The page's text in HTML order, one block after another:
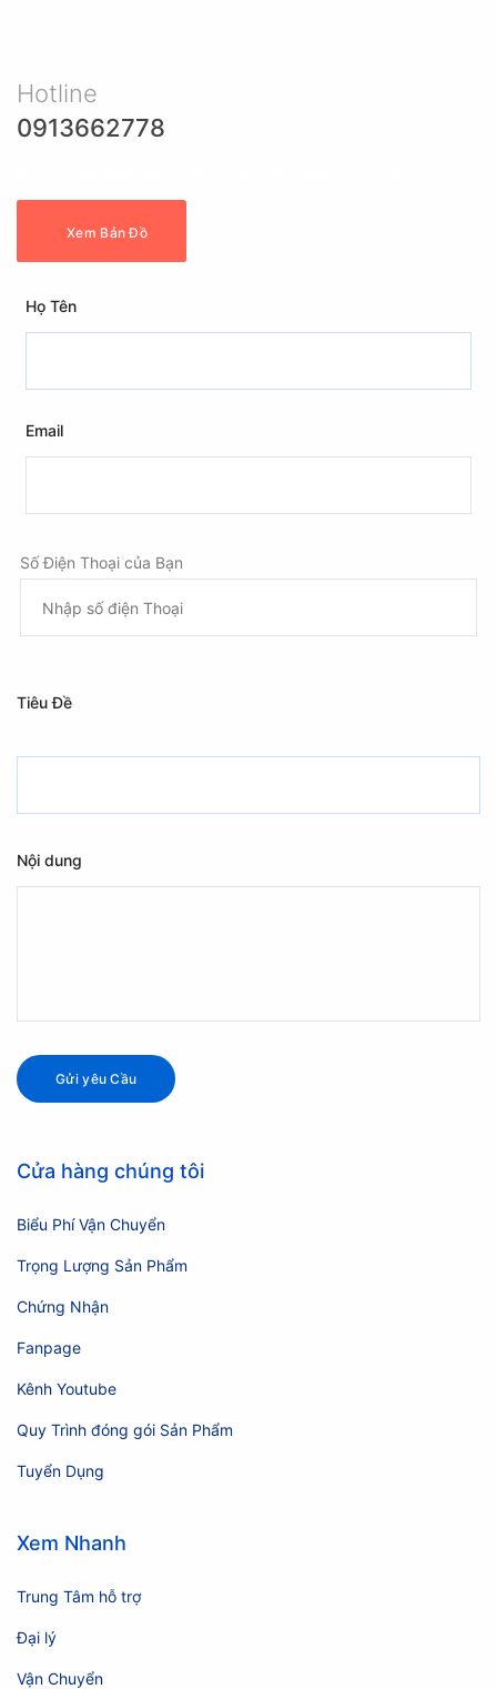
Hotline
0913662778
Xem Bản Đồ
Họ Tên
Email
Số Điện Thoại của Bạn
Tiêu Đề
Nội dung
Cửa hàng chúng tôi
Biểu Phí Vận Chuyển
Trọng Lượng Sản Phẩm
Chứng Nhận
Fanpage
Kênh Youtube
Quy Trình đóng gói Sản Phẩm
Tuyển Dụng
Xem Nhanh
Trung Tâm hỗ trợ
Đại lý
Vận Chuyển